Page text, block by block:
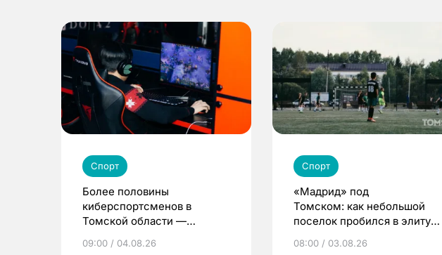
Спорт
Более половины
киберспортсменов в
Томской области —
09:00 / 04.08.26
Спорт
«Мадрид» под
Томском: как небольшой
поселок пробился в элиту
08:00 / 03.08.26